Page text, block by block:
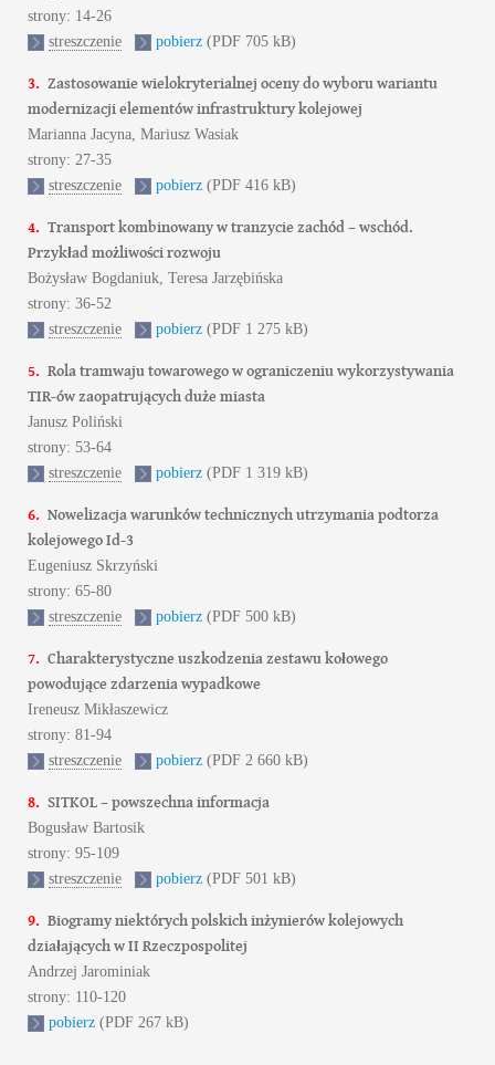
strony: 14-26
streszczenie
pobierz (PDF 705 kB)
3. Zastosowanie wielokryterialnej oceny do wyboru wariantu
modernizacji elementów infrastruktury kolejowej
Marianna Jacyna, Mariusz Wasiak
strony: 27-35
streszczenie
pobierz (PDF 416 kB)
4. Transport kombinowany w tranzycie zachód – wschód.
Przykład możliwości rozwoju
Bożysław Bogdaniuk, Teresa Jarzębińska
strony: 36-52
streszczenie
pobierz (PDF 1 275 kB)
5. Rola tramwaju towarowego w ograniczeniu wykorzystywania
TIR-ów zaopatrujących duże miasta
Janusz Poliński
strony: 53-64
streszczenie
pobierz (PDF 1 319 kB)
6. Nowelizacja warunków technicznych utrzymania podtorza
kolejowego Id-3
Eugeniusz Skrzyński
strony: 65-80
streszczenie
pobierz (PDF 500 kB)
7. Charakterystyczne uszkodzenia zestawu kołowego
powodujące zdarzenia wypadkowe
Ireneusz Mikłaszewicz
strony: 81-94
streszczenie
pobierz (PDF 2 660 kB)
8. SITKOL – powszechna informacja
Bogusław Bartosik
strony: 95-109
streszczenie
pobierz (PDF 501 kB)
9. Biogramy niektórych polskich inżynierów kolejowych
działających w II Rzeczpospolitej
Andrzej Jarominiak
strony: 110-120
pobierz (PDF 267 kB)